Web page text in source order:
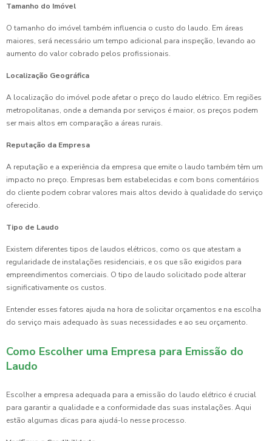
Tamanho do Imóvel
O tamanho do imóvel também influencia o custo do laudo. Em áreas
maiores, será necessário um tempo adicional para inspeção, levando ao
aumento do valor cobrado pelos profissionais.
Localização Geográfica
A localização do imóvel pode afetar o preço do laudo elétrico. Em regiões
metropolitanas, onde a demanda por serviços é maior, os preços podem
ser mais altos em comparação a áreas rurais.
Reputação da Empresa
A reputação e a experiência da empresa que emite o laudo também têm um
impacto no preço. Empresas bem estabelecidas e com bons comentários
do cliente podem cobrar valores mais altos devido à qualidade do serviço
oferecido.
Tipo de Laudo
Existem diferentes tipos de laudos elétricos, como os que atestam a
regularidade de instalações residenciais, e os que são exigidos para
empreendimentos comerciais. O tipo de laudo solicitado pode alterar
significativamente os custos.
Entender esses fatores ajuda na hora de solicitar orçamentos e na escolha
do serviço mais adequado às suas necessidades e ao seu orçamento.
Como Escolher uma Empresa para Emissão do
Laudo
Escolher a empresa adequada para a emissão do laudo elétrico é crucial
para garantir a qualidade e a conformidade das suas instalações. Aqui
estão algumas dicas para ajudá-lo nesse processo.